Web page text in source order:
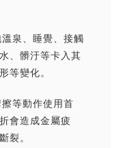
泉、睡覺、接觸
、髒汙等卡入其
等變化。
等動作使用首
會造成金屬疲
裂。